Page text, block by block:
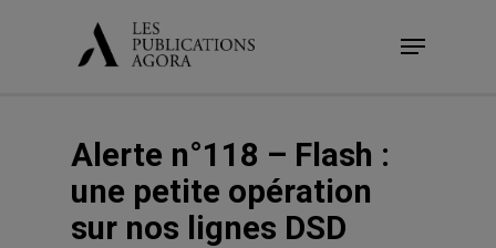
Menu
Alerte n°118 – Flash :
une petite opération
sur nos lignes DSD